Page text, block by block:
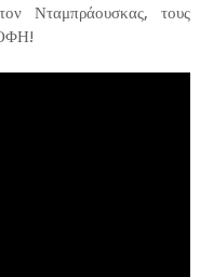
Νταμπράουσκας, τους
ΟΦΗ!